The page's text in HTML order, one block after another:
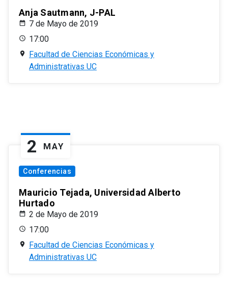
Anja Sautmann, J-PAL
7 de Mayo de 2019
17:00
Facultad de Ciencias Económicas y
Administrativas UC
2 MAY
Conferencias
Mauricio Tejada, Universidad Alberto
Hurtado
2 de Mayo de 2019
17:00
Facultad de Ciencias Económicas y
Administrativas UC